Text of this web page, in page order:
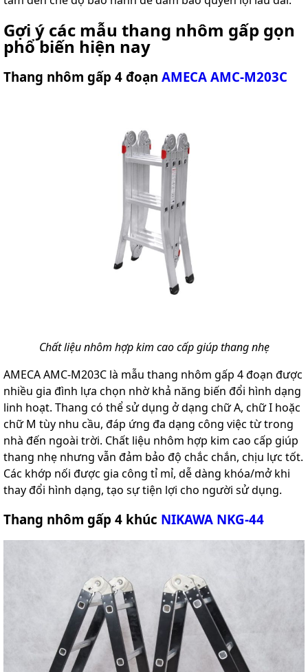
Gợi ý các mẫu thang nhôm gấp gọn
phổ biến hiện nay
Thang nhôm gấp 4 đoạn AMECA AMC-M203C
Chất liệu nhôm hợp kim cao cấp giúp thang nhẹ
AMECA AMC-M203C là mẫu thang nhôm gấp 4 đoạn được
nhiều gia đình lựa chọn nhờ khả năng biến đổi hình dạng
linh hoạt. Thang có thể sử dụng ở dạng chữ A, chữ I hoặc
chữ M tùy nhu cầu, đáp ứng đa dạng công việc từ trong
nhà đến ngoài trời. Chất liệu nhôm hợp kim cao cấp giúp
thang nhẹ nhưng vẫn đảm bảo độ chắc chắn, chịu lực tốt.
Các khớp nối được gia công tỉ mỉ, dễ dàng khóa/mở khi
thay đổi hình dạng, tạo sự tiện lợi cho người sử dụng.
Thang nhôm gấp 4 khúc NIKAWA NKG-44